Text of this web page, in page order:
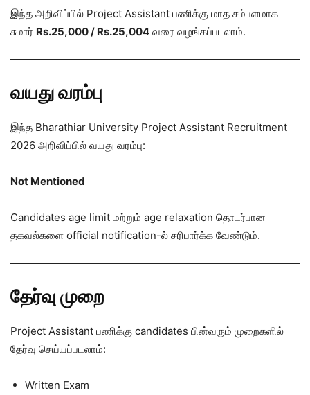
இந்த அறிவிப்பில் Project Assistant பணிக்கு மாத சம்பளமாக
சுமார் Rs.25,000 / Rs.25,004 வரை வழங்கப்படலாம்.
வயது வரம்பு
இந்த Bharathiar University Project Assistant Recruitment
2026 அறிவிப்பில் வயது வரம்பு:
Not Mentioned
Candidates age limit மற்றும் age relaxation தொடர்பான
தகவல்களை official notification-ல் சரிபார்க்க வேண்டும்.
தேர்வு முறை
Project Assistant பணிக்கு candidates பின்வரும் முறைகளில்
தேர்வு செய்யப்படலாம்:
Written Exam